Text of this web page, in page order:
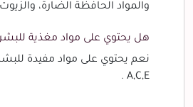
والمواد الحافظة الضارة،
هل يحتوي على مواد مغذية
نعم يحتوي على مواد مفيدة
A,C,E .